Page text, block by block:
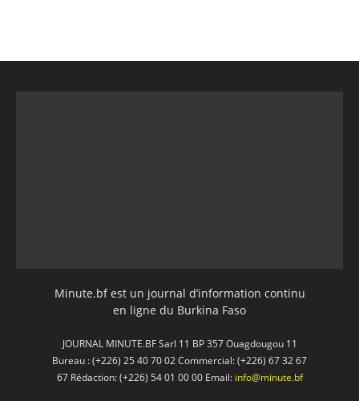
Minute.bf est un journal d’information continu
en ligne du Burkina Faso
JOURNAL MINUTE.BF Sarl 11 BP 357 Ouagdougou 11
Bureau : (+226) 25 40 70 02 Commercial: (+226) 67 32 67
67 Rédaction: (+226) 54 01 00 00 Email: info@minute.bf